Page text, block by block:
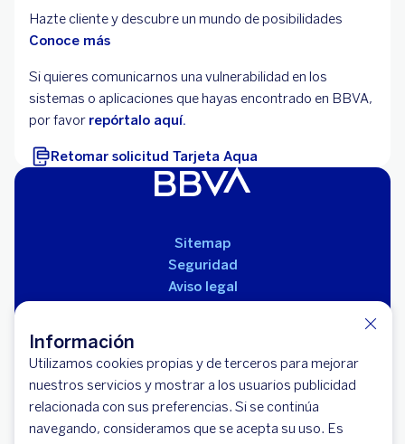
Información
Utilizamos cookies propias y de terceros para mejorar
nuestros servicios y mostrar a los usuarios publicidad
relacionada con sus preferencias. Si se continúa
navegando, consideramos que se acepta su uso. Es
Hazte cliente y descubre un mundo de posibilidades
Conoce más
Si quieres comunicarnos una vulnerabilidad en los
sistemas o aplicaciones que hayas encontrado en BBVA,
por favor repórtalo aquí.
Retomar solicitud Tarjeta Aqua
Sitemap
Seguridad
Aviso legal